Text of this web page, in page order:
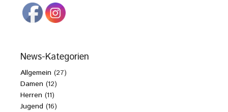
News-Kategorien
Allgemein (27)
Damen (12)
Herren (11)
Jugend (16)